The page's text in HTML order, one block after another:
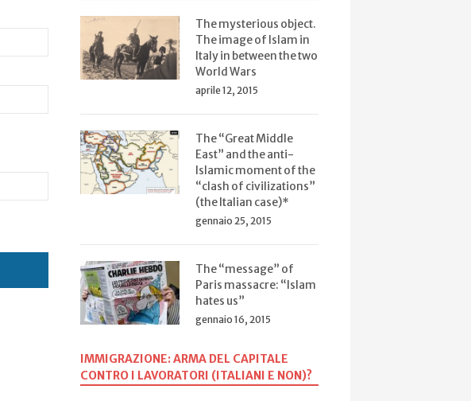
The mysterious object.
The image of Islam in
Italy in between the two
World Wars
aprile 12, 2015
The “Great Middle
East” and the anti-
Islamic moment of the
“clash of civilizations”
(the Italian case)*
gennaio 25, 2015
The “message” of
Paris massacre: “Islam
hates us”
gennaio 16, 2015
IMMIGRAZIONE: ARMA DEL CAPITALE
CONTRO I LAVORATORI (ITALIANI E NON)?